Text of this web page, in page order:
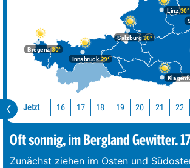
Bregenz30°
Innsbruck29°
Linz30°
Salzburg30°
Jetzt 16 17 18 19 20 21 22
Oft sonnig, im Bergland Gewitter.
Zunächst ziehen im Osten und